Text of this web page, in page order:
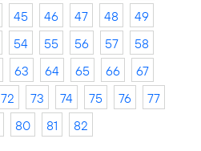
45 46 47 48
49
54 55 56 57
58
63 64 65 66
67
72 73 74 75 76
77
80 81 82